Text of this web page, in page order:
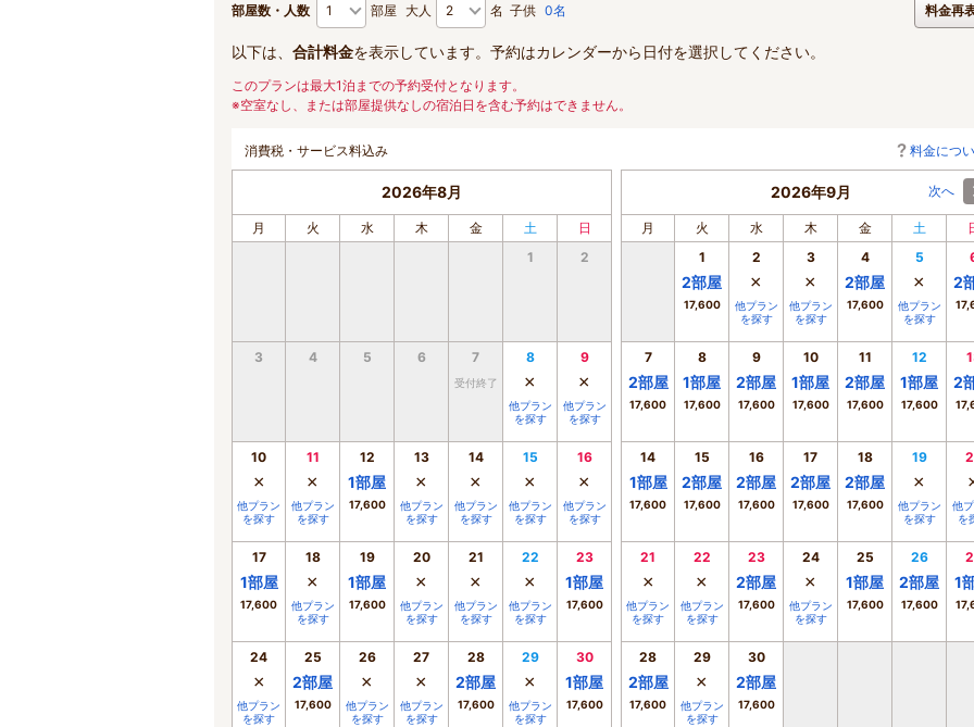
部屋数・人数 部屋 大人 名 子供 0名 料金再
以下は、 合計料金を表示しています。予約はカレンダーから日付を選択してください。
このプランは最大1泊までの予約受付となります。
※空室なし、または部屋提供なしの宿泊日を含む予約はできません。
消費税・サービス料込み 料金につ
2026年8月
月 火 水 木 金 土
日
1
2
3 4 5 6 7
受付終了
8
×
他プラン
を探す
9
×
他プラン
を探す
10
×
他プラン
を探す
11
×
他プラン
を探す
12
1部屋
17,600
13
×
他プラン
を探す
14
×
他プラン
を探す
15
×
他プラン
を探す
16
×
他プラン
を探す
17
1部屋
17,600
18
×
他プラン
を探す
19
1部屋
17,600
20
×
他プラン
を探す
21
×
他プラン
を探す
22
×
他プラン
を探す
23
1部屋
17,600
24
×
他プラン
を探す
25
2部屋
17,600
26
×
他プラン
を探す
27
×
他プラン
を探す
28
2部屋
17,600
29
×
他プラン
を探す
30
1部屋
17,600
2026年9月 次へ
月 火 水 木 金 土
1
2部屋
17,600
2
×
他プラン
を探す
3
×
他プラン
を探す
4
2部屋
17,600
5
×
他プラン
を探す
2
7
2部屋
17,600
8
1部屋
17,600
9
2部屋
17,600
10
1部屋
17,600
11
2部屋
17,600
12
1部屋
17,600
2
14
1部屋
17,600
15
2部屋
17,600
16
2部屋
17,600
17
2部屋
17,600
18
2部屋
17,600
19
×
他プラン
を探す
他
を
21
×
他プラン
を探す
22
×
他プラン
を探す
23
2部屋
17,600
24
×
他プラン
を探す
25
1部屋
17,600
26
2部屋
17,600
1
28
2部屋
17,600
29
×
他プラン
を探す
30
2部屋
17,600